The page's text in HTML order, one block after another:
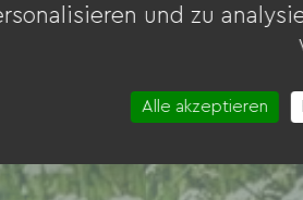
und zu
Alle akzeptieren